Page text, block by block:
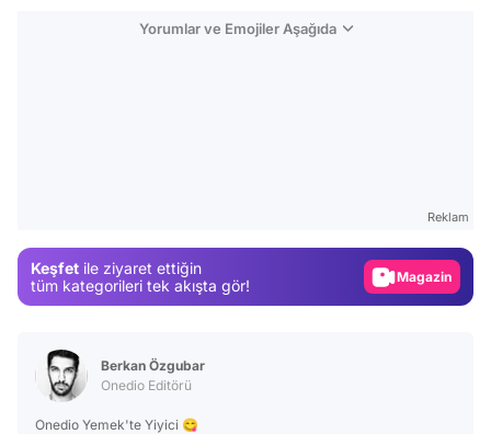
Yorumlar ve Emojiler Aşağıda
Reklam
Keşfet ile ziyaret ettiğin
tüm kategorileri tek akışta gör!
Magazin
Berkan Özgubar
Onedio Editörü
Onedio Yemek'te Yiyici 😋